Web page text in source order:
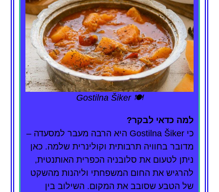
🍽️ Gostilna Šiker
למה כדאי לבקר?
כי Gostilna Šiker היא הרבה מעבר למסעדה –
מדובר בחוויה תרבותית וקולינרית שלמה. כאן
ניתן לטעום את סלובניה הכפרית האותנטית,
להרגיש את החום המשפחתי וליהנות מהשקט
של הטבע שסובב את המקום. השילוב בין